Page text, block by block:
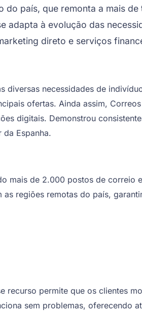
país, que remonta a mais
à evolução das
direto e serviços
necessidades de
ofertas. Ainda assim,
digitais. Demonstrou
Espanha.
mais de 2.000 postos de
regiões remotas do país,
permite que os clientes
sem problemas, oferecendo